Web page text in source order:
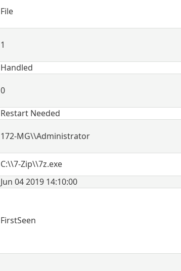
File
1
Handled
0
Restart Needed
172-MG\\Administrator
C:\\7-Zip\\7z.exe
Jun 04 2019 14:10:00
FirstSeen